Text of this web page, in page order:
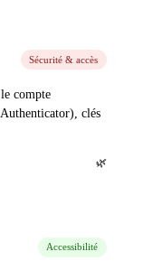
Sécurité & accès
compte
clés
🌿
Accessibilité